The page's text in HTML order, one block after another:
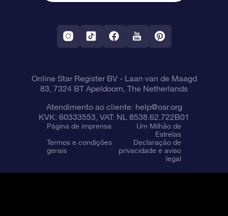
Aplicativo RV Fly me to the stars
Constelações
Online Star Register BV- Laan van de Maagd
83, 7324 BT Apeldoorn, The Netherlands
Atendimento ao cliente: help@osr.org
KVK: 60333553, VAT: NL 8538.62.722B01
Página de imprensa
Um Milhão de
Estrelas
Termos e condições
gerais
Declaração de
privacidade e aviso
legal